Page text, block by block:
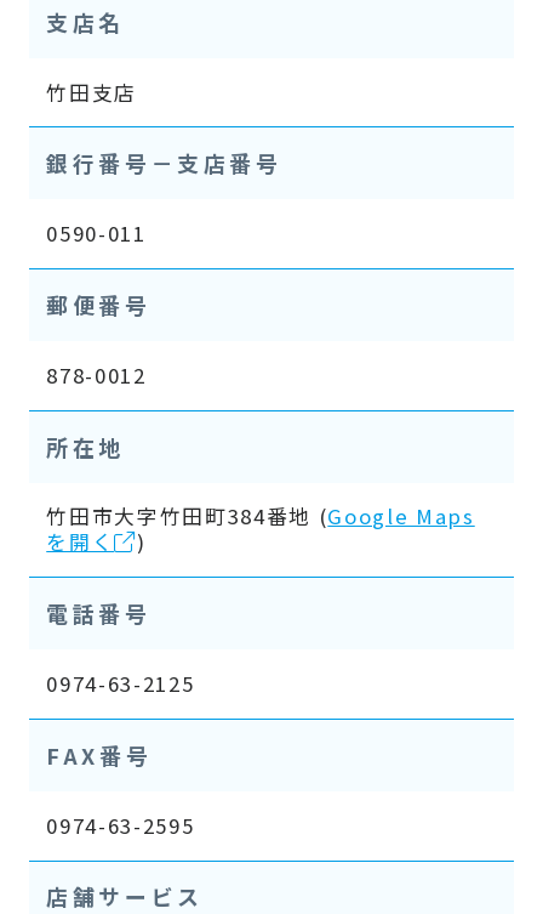
支店名
竹田支店
銀行番号－支店番号
0590-011
郵便番号
878-0012
所在地
竹田市大字竹田町384番地 (Google Maps
を開く
)
電話番号
0974-63-2125
FAX番号
0974-63-2595
店舗サービス